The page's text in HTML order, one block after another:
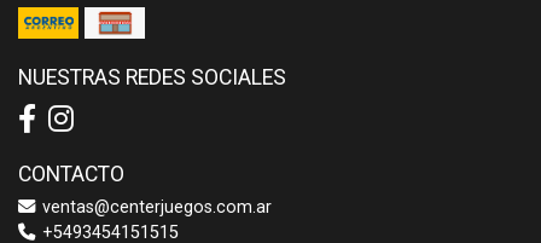
NUESTRAS REDES SOCIALES
CONTACTO
ventas@centerjuegos.com.ar
+5493454151515